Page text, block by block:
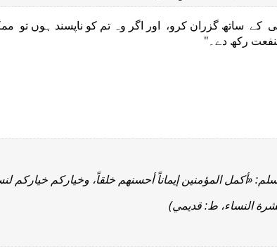
کے ساتھ گزران کرو، اور اگر وہ تم کو ناپسند ہوں تو
رکھ دے۔"
«أكمل المؤمنين إيماناً أحسنهم خلقاً، وخياركم خياركم